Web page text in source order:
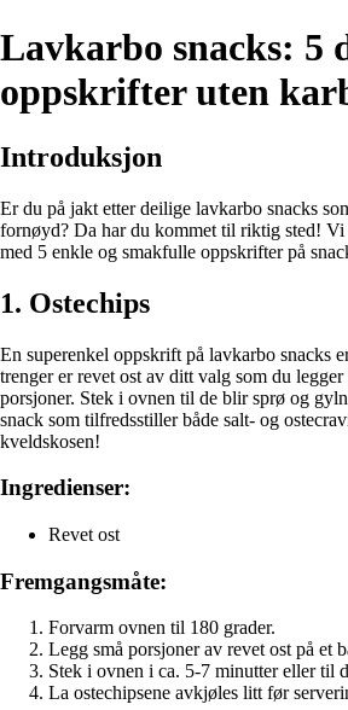
Lavkarbo snacks: 5
oppskrifter uten
Introduksjon
Er du på jakt etter deilige lavkarbo snacks
fornøyd? Da har du kommet til riktig sted! Vi
med 5 enkle og smakfulle oppskrifter på
1. Ostechips
En superenkel oppskrift på lavkarbo snacks
trenger er revet ost av ditt valg som du legger
porsjoner. Stek i ovnen til de blir sprø og
snack som tilfredsstiller både salt- og
kveldskosen!
Ingredienser:
Revet ost
Fremgangsmåte:
Forvarm ovnen til 180 grader.
Legg små porsjoner av revet ost på et
Stek i ovnen i ca. 5-7 minutter eller til
La ostechipsene avkjøles litt før